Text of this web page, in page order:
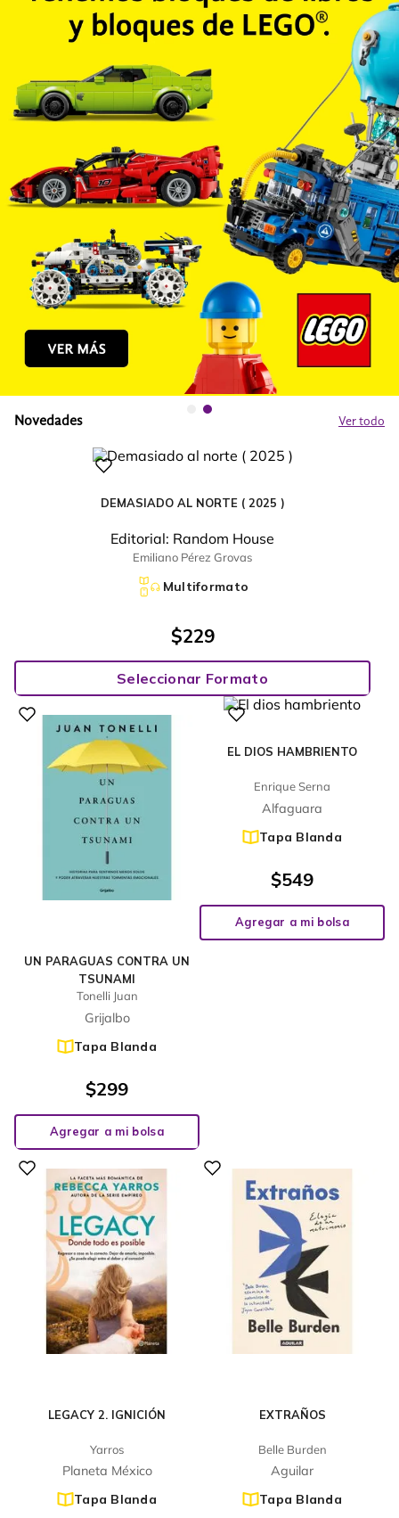
Novedades Ver todo
DEMASIADO AL NORTE ( 2025 )
Editorial: Random House
Emiliano Pérez Grovas
Multiformato
$229
Seleccionar Formato
UN PARAGUAS CONTRA UN
TSUNAMI
Tonelli Juan
Grijalbo
Tapa Blanda
$299
Agregar a mi bolsa
EL DIOS HAMBRIENTO
Enrique Serna
Alfaguara
Tapa Blanda
$549
Agregar a mi bolsa
LEGACY 2. IGNICIÓN
Yarros
Planeta México
Tapa Blanda
EXTRAÑOS
Belle Burden
Aguilar
Tapa Blanda